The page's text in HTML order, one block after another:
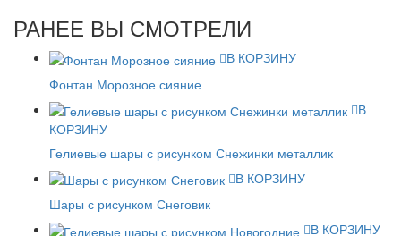
РАНЕЕ ВЫ СМОТРЕЛИ
В КОРЗИНУ
Фонтан Морозное сияние
В
КОРЗИНУ
Гелиевые шары с рисунком Снежинки металлик
В КОРЗИНУ
Шары с рисунком Снеговик
В КОРЗИНУ